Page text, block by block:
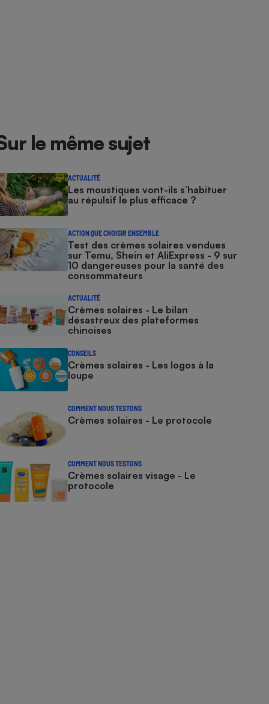
le même sujet
ACTUALITÉ
Les moustiques vont-ils s’habituer
au répulsif le plus efficace ?
ACTION QUE CHOISIR ENSEMBLE
Test des crèmes solaires vendues
sur Temu, Shein et AliExpress - 9 sur
10 dangereuses pour la santé des
consommateurs
ACTUALITÉ
Crèmes solaires - Le bilan
désastreux des plateformes
chinoises
CONSEILS
Crèmes solaires - Les logos à la
loupe
COMMENT NOUS TESTONS
Crèmes solaires - Le protocole
COMMENT NOUS TESTONS
Crèmes solaires visage - Le
protocole